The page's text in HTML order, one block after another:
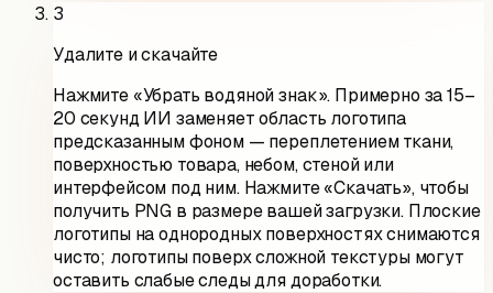
3
Удалите и скачайте
Нажмите «Убрать водяной знак». Примерно за 15–
20 секунд ИИ заменяет область логотипа
предсказанным фоном — переплетением ткани,
поверхностью товара, небом, стеной или
интерфейсом под ним. Нажмите «Скачать», чтобы
получить PNG в размере вашей загрузки. Плоские
логотипы на однородных поверхностях снимаются
чисто; логотипы поверх сложной текстуры могут
оставить слабые следы для доработки.